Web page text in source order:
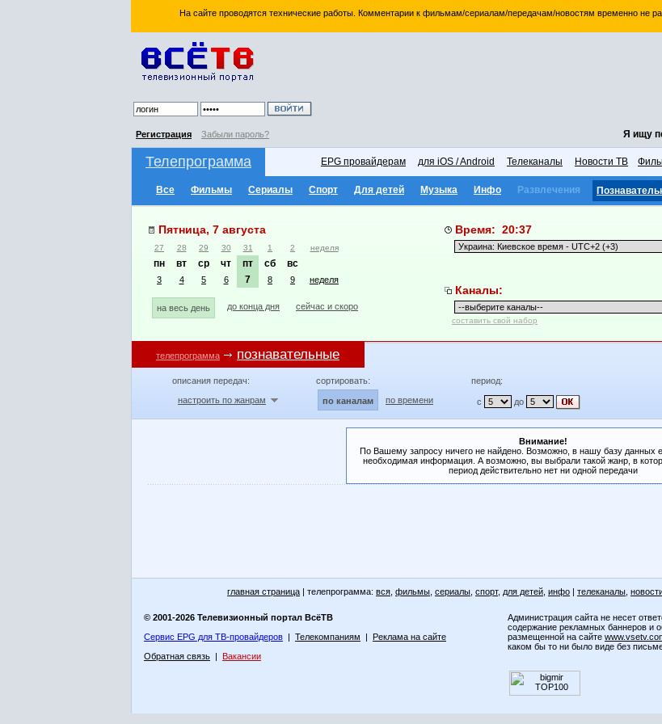
На сайте проводятся технические работы. Комментарии к фильмам/сериалам/передачам/новостям временно не
Регистрация Забыли пароль? Я ищу
Телепрограмма EPG провайдерам для iOS / Android Телеканалы Новости ТВ
Все Фильмы Сериалы Спорт Для детей Музыка Инфо Развлечения
Пятница, 7 августа
27 28 29 30 31 1 2 неделя
пн вт ср чт пт сб вс
3 4 5 6 7 8 9 неделя
на весь день до конца дня сейчас и скоро
Время: 20:37
Каналы:
составить свой набор
телепрограмма познавательные
описания передач:
настроить по жанрам
сортировать:
по каналам по времени
период:
с до
Внимание!
По Вашему запросу ничего не найдено. Возможно, в нашу базу данных
необходимая информация. А возможно, вы выбрали такой жанр, в
период действительно нет ни одной передачи
главная страница | телепрограмма: вся фильмы сериалы спорт, для детей инфо | телеканалы
© 2001-2026 Телевизионный портал ВсёТВ
Сервис EPG для ТВ-провайдеров | Телекомпаниям | Реклама на сайте
Обратная связь | Вакансии
Администрация сайта не несет
содержание рекламных баннеров и
размещенной на сайте
каком бы то ни было виде без